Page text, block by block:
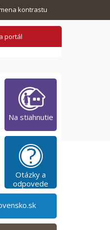
kontrastu
Na stiahnutie
Otázky a
odpovede